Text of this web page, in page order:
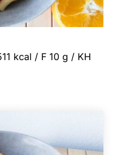
kcal / F 10 g / KH